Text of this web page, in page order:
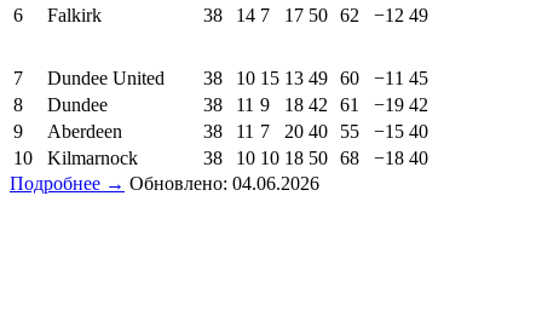
6
Falkirk 38 14 7 17 50 62 −12 49
7 Dundee United 38 10 15 13 49 60 −11 45
8
Dundee 38 11 9 18 42 61 −19 42
9
Aberdeen 38 11 7 20 40 55 −15 40
10
Kilmarnock 38 10 10 18 50 68 −18 40
Подробнее → Обновлено: 04.06.2026